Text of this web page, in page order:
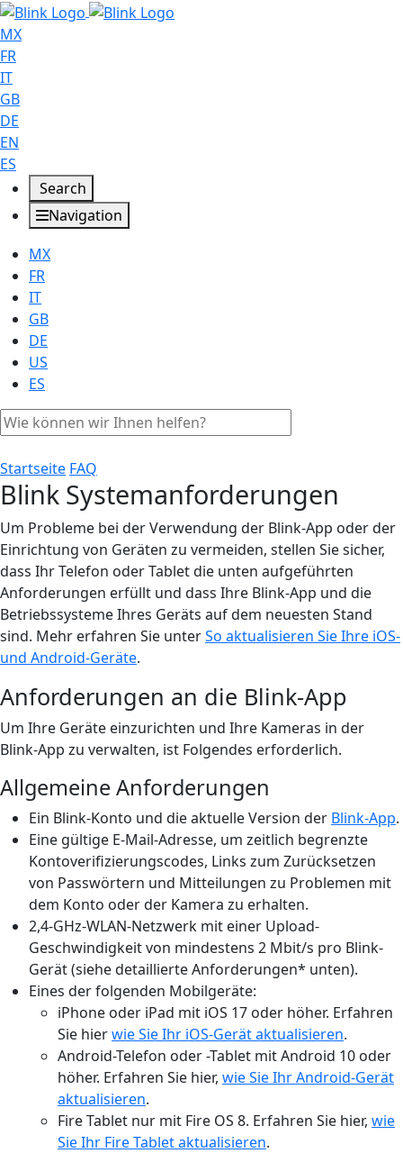
MX
FR
IT
GB
DE
EN
ES
Search
Navigation
MX
FR
IT
GB
DE
US
ES
Startseite FAQ
Blink Systemanforderungen
Um Probleme bei der Verwendung der Blink-App oder der
Einrichtung von Geräten zu vermeiden, stellen Sie sicher,
dass Ihr Telefon oder Tablet die unten aufgeführten
Anforderungen erfüllt und dass Ihre Blink-App und die
Betriebssysteme Ihres Geräts auf dem neuesten Stand
sind. Mehr erfahren Sie unterSo aktualisieren Sie Ihre iOS-
und Android-Geräte.
Anforderungen an die Blink-App
Um Ihre Geräte einzurichten und Ihre Kameras in der
Blink-App zu verwalten, ist Folgendes erforderlich.
Allgemeine Anforderungen
Ein Blink-Konto und die aktuelle Version der Blink-App.
Eine gültige E-Mail-Adresse, um zeitlich begrenzte
Kontoverifizierungscodes, Links zum Zurücksetzen
von Passwörtern und Mitteilungen zu Problemen mit
dem Konto oder der Kamera zu erhalten.
2,4-GHz-WLAN-Netzwerk mit einer Upload-
Geschwindigkeit von mindestens 2 Mbit/s pro Blink-
Gerät (siehe detaillierte Anforderungen* unten).
Eines der folgenden Mobilgeräte:
iPhone oder iPad mit iOS 17 oder höher. Erfahren
Sie hierwie Sie Ihr iOS-Gerät aktualisieren.
Android-Telefon oder -Tablet mit Android 10 oder
höher. Erfahren Sie hier, wie Sie Ihr Android-Gerät
aktualisieren.
Fire Tablet nur mit Fire OS 8. Erfahren Sie hier, wie
Sie Ihr Fire Tablet aktualisieren.